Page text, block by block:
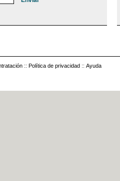
:: Política de privacidad :: Ayuda